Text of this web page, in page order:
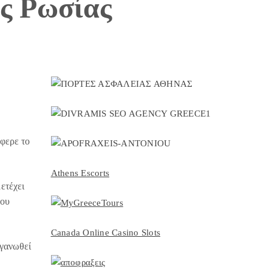
Ρωσίας
το
Athens Escorts
Canada Online Casino Slots